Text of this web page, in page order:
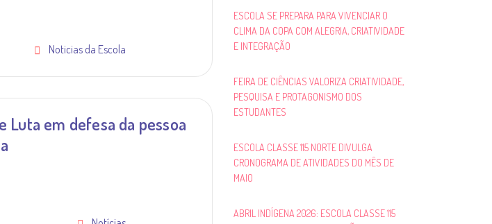
Noticias da Escola
Luta em defesa da pessoa
ESCOLA SE PREPARA PARA VIVENCIAR O
CLIMA DA COPA COM ALEGRIA, CRIATIVIDADE
E INTEGRAÇÃO
FEIRA DE CIÊNCIAS VALORIZA CRIATIVIDADE,
PESQUISA E PROTAGONISMO DOS
ESTUDANTES
ESCOLA CLASSE 115 NORTE DIVULGA
CRONOGRAMA DE ATIVIDADES DO MÊS DE
MAIO
ABRIL INDÍGENA 2026: ESCOLA CLASSE 115